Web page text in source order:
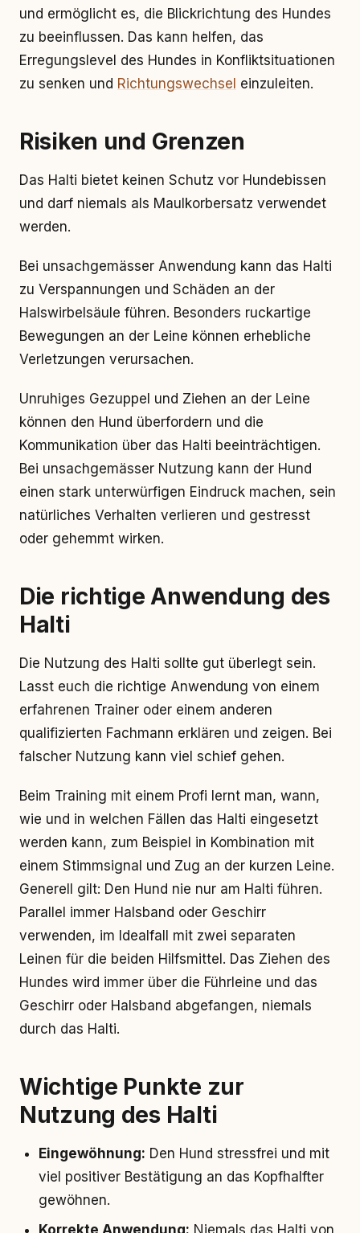
und ermöglicht es, die Blickrichtung des Hundes
zu beeinflussen. Das kann helfen, das
Erregungslevel des Hundes in Konfliktsituationen
zu senken und Richtungswechsel einzuleiten.
Risiken und Grenzen
Das Halti bietet keinen Schutz vor Hundebissen
und darf niemals als Maulkorbersatz verwendet
werden.
Bei unsachgemässer Anwendung kann das Halti
zu Verspannungen und Schäden an der
Halswirbelsäule führen. Besonders ruckartige
Bewegungen an der Leine können erhebliche
Verletzungen verursachen.
Unruhiges Gezuppel und Ziehen an der Leine
können den Hund überfordern und die
Kommunikation über das Halti beeinträchtigen.
Bei unsachgemässer Nutzung kann der Hund
einen stark unterwürfigen Eindruck machen, sein
natürliches Verhalten verlieren und gestresst
oder gehemmt wirken.
Die richtige Anwendung des
Halti
Die Nutzung des Halti sollte gut überlegt sein.
Lasst euch die richtige Anwendung von einem
erfahrenen Trainer oder einem anderen
qualifizierten Fachmann erklären und zeigen. Bei
falscher Nutzung kann viel schief gehen.
Beim Training mit einem Profi lernt man, wann,
wie und in welchen Fällen das Halti eingesetzt
werden kann, zum Beispiel in Kombination mit
einem Stimmsignal und Zug an der kurzen Leine.
Generell gilt: Den Hund nie nur am Halti führen.
Parallel immer Halsband oder Geschirr
verwenden, im Idealfall mit zwei separaten
Leinen für die beiden Hilfsmittel. Das Ziehen des
Hundes wird immer über die Führleine und das
Geschirr oder Halsband abgefangen, niemals
durch das Halti.
Wichtige Punkte zur
Nutzung des Halti
Eingewöhnung: Den Hund stressfrei und mit
viel positiver Bestätigung an das Kopfhalfter
gewöhnen.
Korrekte Anwendung: Niemals das Halti von